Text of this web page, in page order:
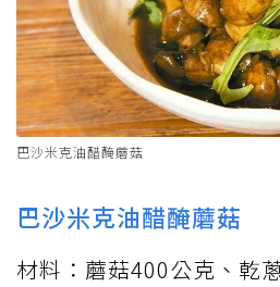
巴沙米克油醋醃蘑菇
巴沙米克油醋醃蘑菇
材料：蘑菇400公克、乾